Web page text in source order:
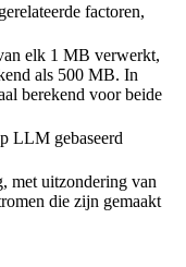
factoren,
elk 1 MB verwerkt,
als 500 MB. In
berekend voor beide
LLM gebaseerd
met uitzondering van
die zijn gemaakt